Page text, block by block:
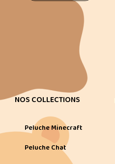
NOS COLLECTIONS
Peluche Minecraft
Peluche Chat